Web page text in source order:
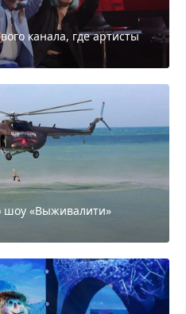
канала, где артисты
шоу «Выживалити»